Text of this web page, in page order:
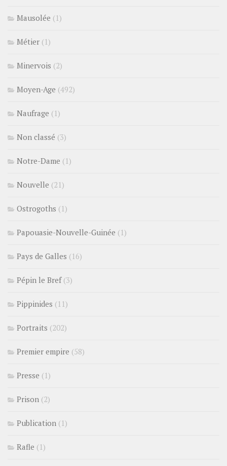
Mausolée (1)
Métier (1)
Minervois (2)
Moyen-Age (492)
Naufrage (1)
Non classé (3)
Notre-Dame (1)
Nouvelle (21)
Ostrogoths (1)
Papouasie-Nouvelle-Guinée (1)
Pays de Galles (16)
Pépin le Bref(3)
Pippinides (11)
Portraits (202)
Premier empire (58)
Presse (1)
Prison (2)
Publication (1)
Rafle (1)